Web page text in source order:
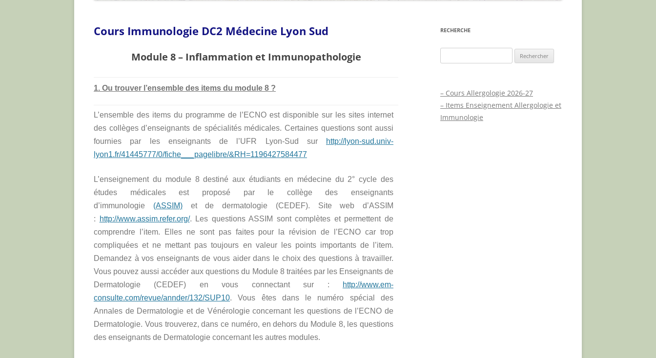
FRANCOPHONE D’ALLERGOLOGIE)
MODULES D’ENSEIGNEMENT
MASTERCLASS ALLERGOLOGIE ET
IMMUNOLOGIE CLINIQUE
BEST OF
M1 – MASTER IMMUNOLOGIE
PEAU
HYPERSENSIBILITÉ AUX
MALADIES ALLERGIQUES
PSORIASIS
URTICAIRE CHRONIQUE
STAGES D’OBSERVATION
Cours Immunologie DC2 Médecine Lyon Sud
Module 8 – Inflammation et Immunopathologie
1. Ou trouver l’ensemble des items du module 8 ?
L’ensemble des items du programme de l’ECNO est disponible sur les sites internet
des collèges d’enseignants de spécialités médicales. Certaines questions sont aussi
fournies par les enseignants de l’UFR Lyon-Sud sur
http://lyon-sud.univ-
lyon1.fr/41445777/0/fiche___pagelibre/&RH=1196427584477
L’enseignement du module 8 destiné aux étudiants en médecine du 2° cycle des
études médicales est proposé par le collège des enseignants
d’immunologie (ASSIM)et de dermatologie (CEDEF). Site web d’ASSIM
:
http://www.assim.refer.org/. Les questions ASSIM sont complètes et permettent de
comprendre l’item. Elles ne sont pas faites pour la révision de l’ECNO car trop
compliquées et ne mettant pas toujours en valeur les points importants de l’item.
Demandez à vos enseignants de vous aider dans le choix des questions à travailler.
Vous pouvez aussi accéder aux questions du Module 8 traitées par les Enseignants de
Dermatologie (CEDEF) en vous connectant sur :
http://www.em-
consulte.com/revue/annder/132/SUP10. Vous êtes dans le numéro spécial des
Annales de Dermatologie et de Vénérologie concernant les questions de l’ECNO de
Dermatologie. Vous trouverez, dans ce numéro, en dehors du Module 8, les questions
des enseignants de Dermatologie concernant les autres modules.
RECHERCHE
– Cours Allergologie 2026-27
– Items Enseignement Allergologie et
Immunologie